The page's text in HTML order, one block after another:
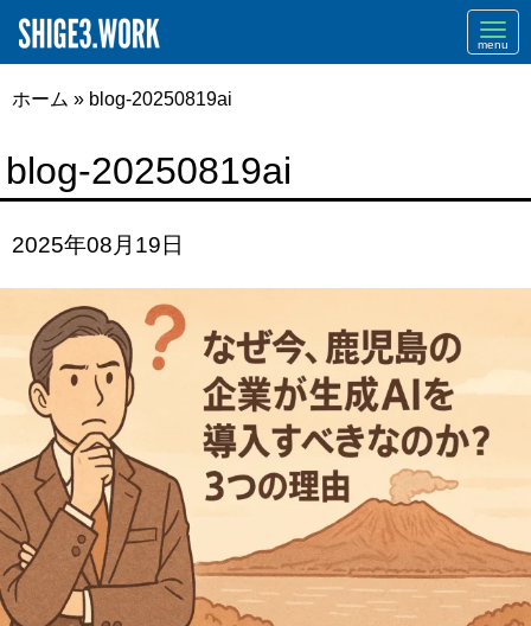
ホーム » blog-20250819ai
blog-20250819ai
2025年08月19日